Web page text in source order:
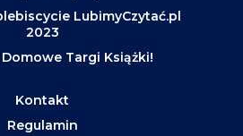
LubimyCzytać.pl
2023
Targi Książki!
Kontakt
Regulamin